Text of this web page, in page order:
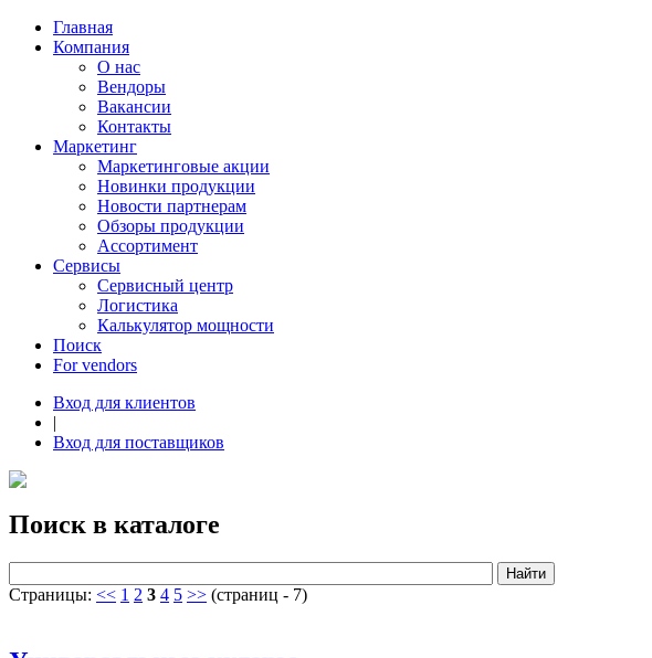
Главная
Компания
О нас
Вендоры
Вакансии
Контакты
Маркетинг
Маркетинговые акции
Новинки продукции
Новости партнерам
Обзоры продукции
Ассортимент
Сервисы
Сервисный центр
Логистика
Калькулятор мощности
Поиск
For vendors
Вход для клиентов
|
Вход для поставщиков
Поиск в каталоге
Страницы: << 1 2 3 4 5 >> (страниц - 7)